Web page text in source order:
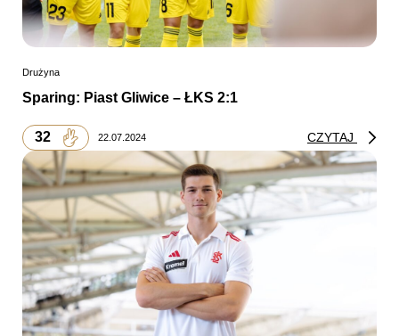
Drużyna
Sparing: Piast Gliwice – ŁKS 2:1
32 22.07.2024 CZYTAJ